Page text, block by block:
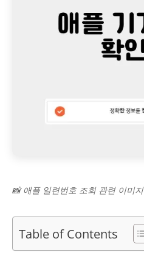
📸 애플 일련번호 조회 관련 이미지
Table of Contents